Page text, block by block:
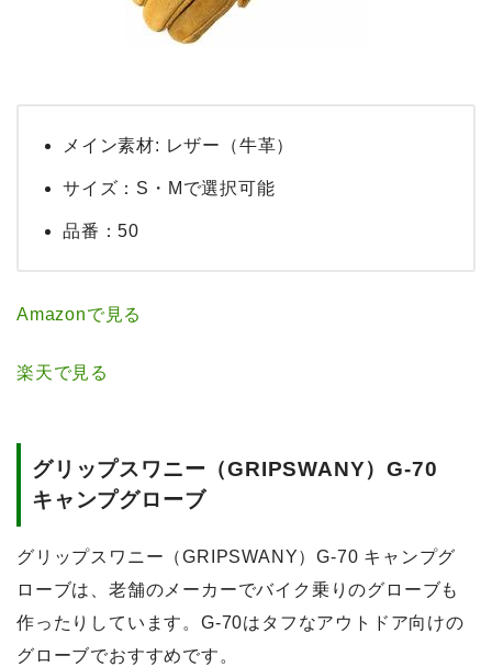
メイン素材: レザー（牛革）
サイズ：S・Mで選択可能
品番：50
Amazonで見る
楽天で見る
グリップスワニー（GRIPSWANY）G-70
キャンプグローブ
グリップスワニー（GRIPSWANY）G-70 キャンプグ
ローブは、老舗のメーカーでバイク乗りのグローブも
作ったりしています。G-70はタフなアウトドア向けの
グローブでおすすめです。